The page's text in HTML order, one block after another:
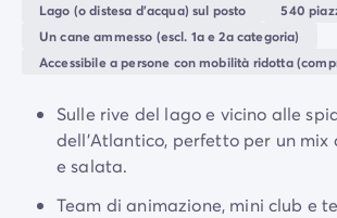
Lago (o distesa d'acqua) sul posto
540
Un cane ammesso (escl. 1a e 2a categoria)
Accessibile a persone con mobilità ridotta
Sulle rive del lago e vicino alle
dell'Atlantico, perfetto per un mix
e salata.
Team di animazione, mini club e